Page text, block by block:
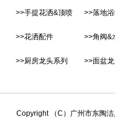
>>手提花洒&顶喷 >>落地
>>花洒配件 >>角阀&
>>厨房龙头系列 >>面盆龙
Copyright （C）广州市东陶